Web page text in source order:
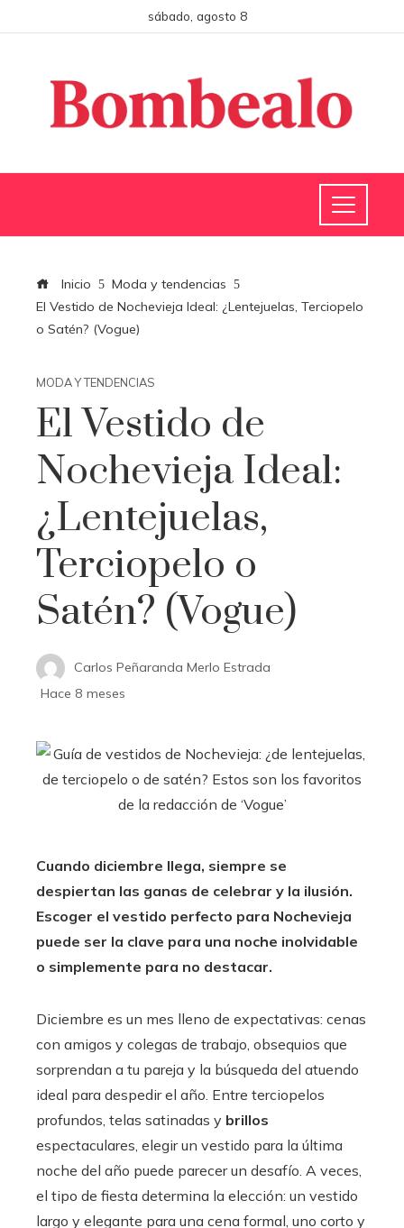
sábado, agosto 8
Inicio
Moda y tendencias
El Vestido de Nochevieja Ideal: ¿Lentejuelas, Terciopelo
o Satén? (Vogue)
MODA Y TENDENCIAS
El Vestido de
Nochevieja Ideal:
¿Lentejuelas,
Terciopelo o
Satén? (Vogue)
Carlos Peñaranda Merlo Estrada
Hace 8 meses
Cuando diciembre llega, siempre se
despiertan las ganas de celebrar y la ilusión.
Escoger el vestido perfecto para Nochevieja
puede ser la clave para una noche inolvidable
o simplemente para no destacar.
Diciembre es un mes lleno de expectativas: cenas
con amigos y colegas de trabajo, obsequios que
sorprendan a tu pareja y la búsqueda del atuendo
ideal para despedir el año. Entre terciopelos
profundos, telas satinadas y brillos
espectaculares, elegir un vestido para la última
noche del año puede parecer un desafío. A veces,
el tipo de fiesta determina la elección: un vestido
largo y elegante para una cena formal, uno corto y